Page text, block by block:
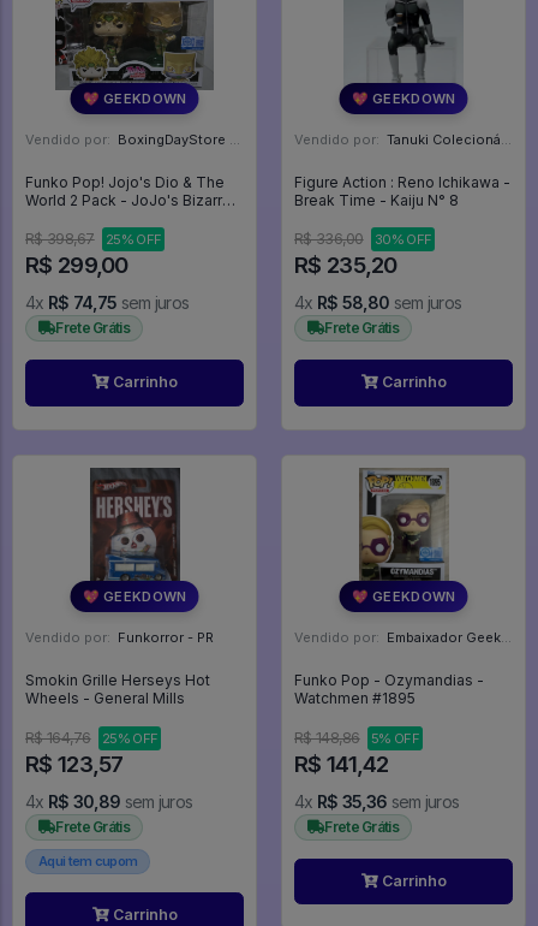
💖 GEEKDOWN
Vendido por: BoxingDayStore - GO
Funko Pop! Jojo's Dio & The
World 2 Pack - JoJo's Bizarre
R$ 398,67
25% OFF
R$ 299,00
4x R$ 74,75 sem juros
Frete Grátis
Carrinho
💖 GEEKDOWN
Vendido por: Tanuki Colecionáveis - SP
Figure Action : Reno Ichikawa -
Break Time - Kaiju N° 8
R$ 336,00 30% OFF
R$ 235,20
4x R$ 58,80 sem juros
Frete Grátis
Carrinho
💖 GEEKDOWN
Vendido por: Funkorror - PR
Smokin Grille Herseys Hot
Wheels - General Mills
R$ 164,76 25% OFF
R$ 123,57
4x R$ 30,89 sem juros
Frete Grátis
Aqui tem cupom
Carrinho
💖 GEEKDOWN
Vendido por: Embaixador Geek - SP
Funko Pop - Ozymandias -
Watchmen #1895
R$ 148,86 5% OFF
R$ 141,42
4x R$ 35,36 sem juros
Frete Grátis
Carrinho